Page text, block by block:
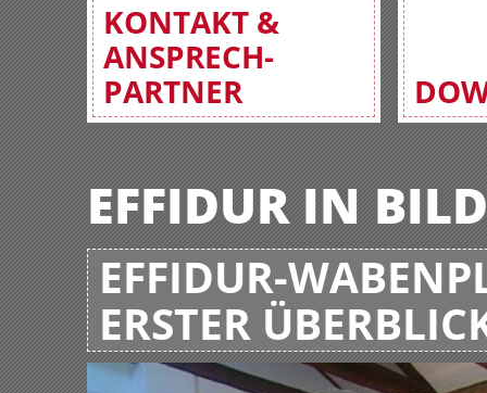
KONTAKT &
ANSPRECH-
PARTNER
EFFIDUR IN
EFFIDUR-
ERSTER